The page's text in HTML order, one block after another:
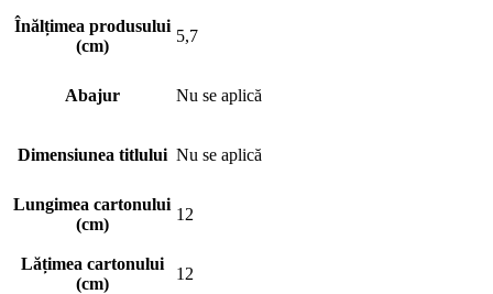
Înălțimea produsului
(cm)
5,7
Abajur Nu se aplică
Dimensiunea titlului Nu se aplică
Lungimea cartonului
(cm)
12
Lățimea cartonului
(cm)
12